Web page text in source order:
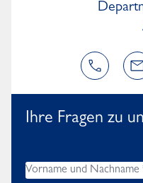
Ihre Fragen zu